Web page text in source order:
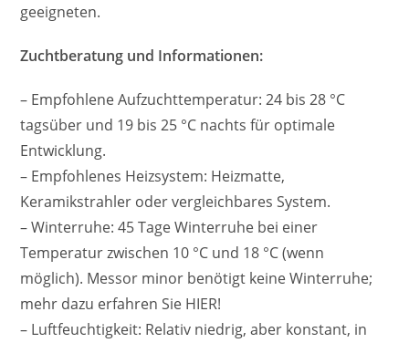
geeigneten.
Zuchtberatung und Informationen:
– Empfohlene Aufzuchttemperatur: 24 bis 28 °C
tagsüber und 19 bis 25 °C nachts für optimale
Entwicklung.
– Empfohlenes Heizsystem: Heizmatte,
Keramikstrahler oder vergleichbares System.
– Winterruhe: 45 Tage Winterruhe bei einer
Temperatur zwischen 10 °C und 18 °C (wenn
möglich). Messor minor benötigt keine Winterruhe;
mehr dazu erfahren Sie HIER!
– Luftfeuchtigkeit: Relativ niedrig, aber konstant, in